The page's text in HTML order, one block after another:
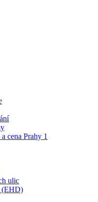
cena Prahy 1
ulic
(EHD)